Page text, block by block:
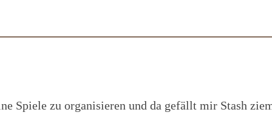
Spiele zu organisieren und da gefällt mir Stash